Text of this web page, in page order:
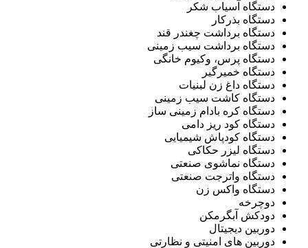
دستگاه آسیاب شکر
دستگاه بذرکار
دستگاه برداشت چغندر قند
دستگاه برداشت سیب زمینی
دستگاه پرس، وکیوم خانگی
دستگاه خمیرگیر
دستگاه داغ زن لبنیات
دستگاه کاشت سیب زمینی
دستگاه کره بادام زمینی ساز
دستگاه کود ریز دامی
دستگاه کودپاش شیمیایی
دستگاه لیزر حکاکی
دستگاه نماشوی صنعتی
دستگاه واترجت صنعتی
دستگاه واکس زن
دوچرخه
دودکش آبگرمکن
دوربین دیجیتال
دوربین های امنیتی و نظارتی